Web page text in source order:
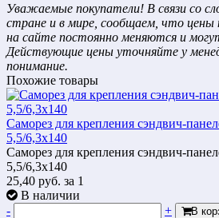
Уважаемые покупатели! В связи со
стране и в мире, сообщаем, что цены
на сайте постоянно меняются и
Действующие цены уточняйте у
понимание.
Похожие товары
Саморез для крепления сэндвич-
5,5/6,3x140
Саморез для крепления сэндвич-
5,5/6,3x140
25,40 руб. за 1
В наличии
-
+ В